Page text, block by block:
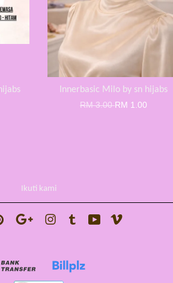
Innerbasic Milo by sn hijabs
RM 3.00RM 1.00
Ikuti kami
Pinterest Google Instagram
Tumblr YouTube